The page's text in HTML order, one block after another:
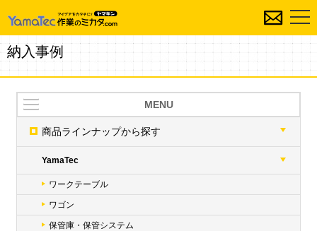
納入事例
MENU
商品ラインナップから探す
YamaTec
ワークテーブル
ワゴン
保管庫・保管システム